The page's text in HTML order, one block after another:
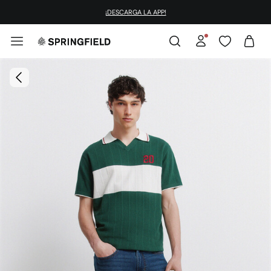
¡DESCARGA LA APP!